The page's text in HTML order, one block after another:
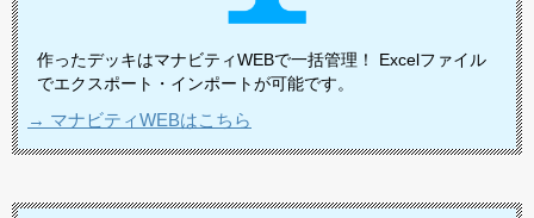
作ったデッキはマナビティWEBで一括管理！ Excelファイル
でエクスポート・インポートが可能です。
→ マナビティWEBはこちら